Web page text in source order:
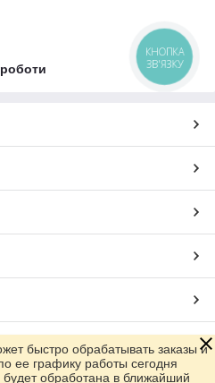
Prom.ua
быстро обрабатывать заказы и
ее графику работы сегодня
обработана в ближайший
КНОПКА
ЗВ'ЯЗКУ